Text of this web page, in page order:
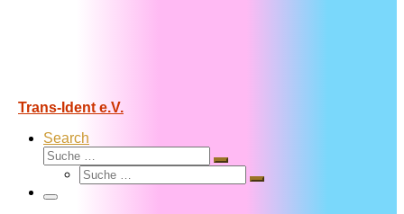
Trans-Ident e.V.
Search
Suche
Suche
Suche
Suche
Menü